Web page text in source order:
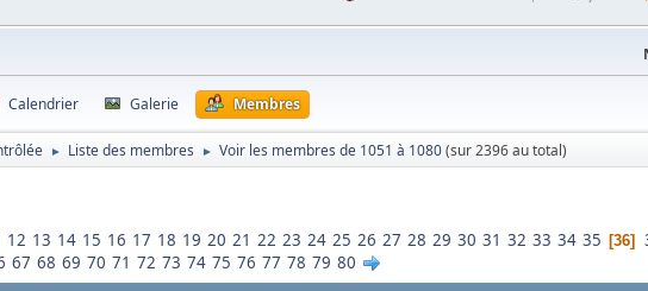
Calendrier Galerie Membres
► Liste des membres ► Voir les membres de 1051 à 1080(sur 2396 au total)
12 13 14 15 16 17 18 19 20 21 22 23 24 25 26 27 28 29 30 31 32 33 34 35 36
67 68 69 70 71 72 73 74 75 76 77 78 79 80